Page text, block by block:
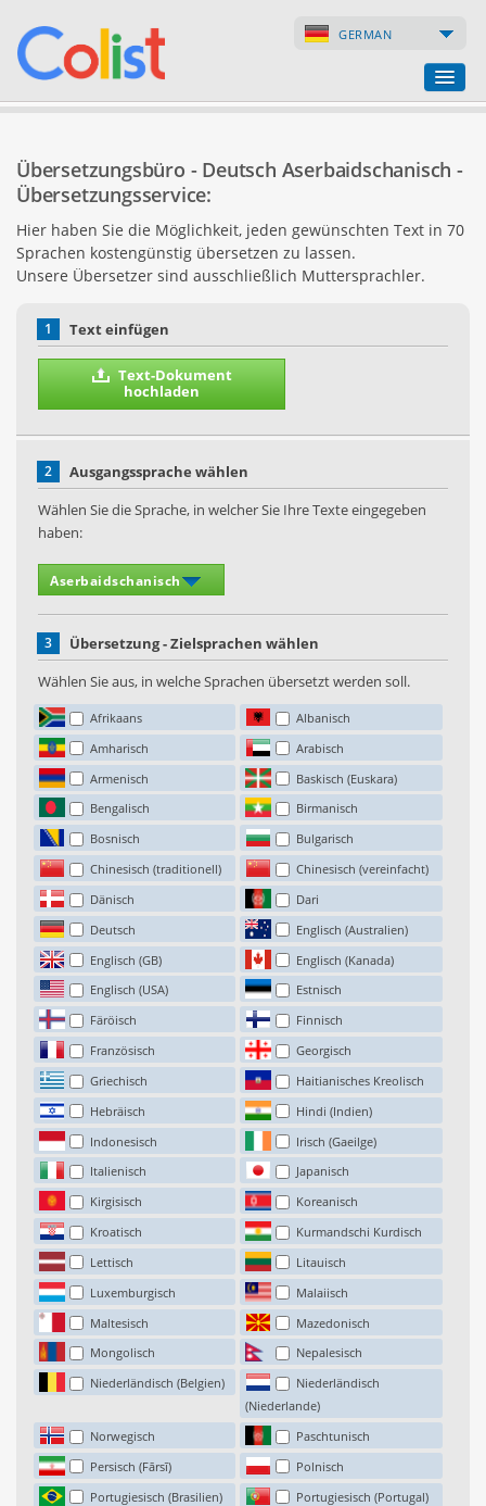
GERMAN
Firmenverzeichnis
Webseiten
Internet-Shops
Übersetzungsbüro - Deutsch Aserbaidschanisch -
Übersetzungsservice:
Hier haben Sie die Möglichkeit, jeden gewünschten Text in 70
Sprachen kostengünstig übersetzen zu lassen.
Unsere Übersetzer sind ausschließlich Muttersprachler.
1 Text einfügen
Text-Dokument
hochladen
2
Ausgangssprache wählen
Wählen Sie die Sprache, in welcher Sie Ihre Texte eingegeben
haben:
3
Übersetzung - Zielsprachen wählen
Wählen Sie aus, in welche Sprachen übersetzt werden soll.
Afrikaans
Albanisch
Amharisch
Arabisch
Armenisch
Baskisch (Euskara)
Bengalisch
Birmanisch
Bosnisch
Bulgarisch
Chinesisch (traditionell)
Chinesisch (vereinfacht)
Dänisch
Dari
Deutsch
Englisch (Australien)
Englisch (GB)
Englisch (Kanada)
Englisch (USA)
Estnisch
Färöisch
Finnisch
Französisch
Georgisch
Griechisch
Haitianisches Kreolisch
Hebräisch
Hindi (Indien)
Indonesisch
Irisch (Gaeilge)
Italienisch
Japanisch
Kirgisisch
Koreanisch
Kroatisch
Kurmandschi Kurdisch
Lettisch
Litauisch
Luxemburgisch
Malaiisch
Maltesisch
Mazedonisch
Mongolisch
Nepalesisch
Niederländisch (Belgien)
Niederländisch
(Niederlande)
Norwegisch
Paschtunisch
Persisch (Fārsī)
Polnisch
Portugiesisch (Brasilien)
Portugiesisch (Portugal)